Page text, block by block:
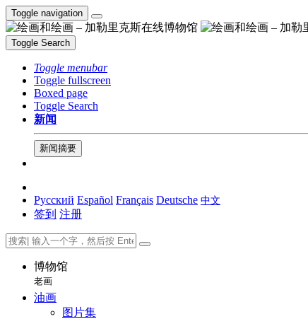
Toggle navigation
Toggle Search
Toggle menubar
Toggle fullscreen
Boxed page
Toggle Search
新闻
新闻摘要
Русский Español Français Deutsche 中文
签到 注册
博物馆
老画
油画
图片集